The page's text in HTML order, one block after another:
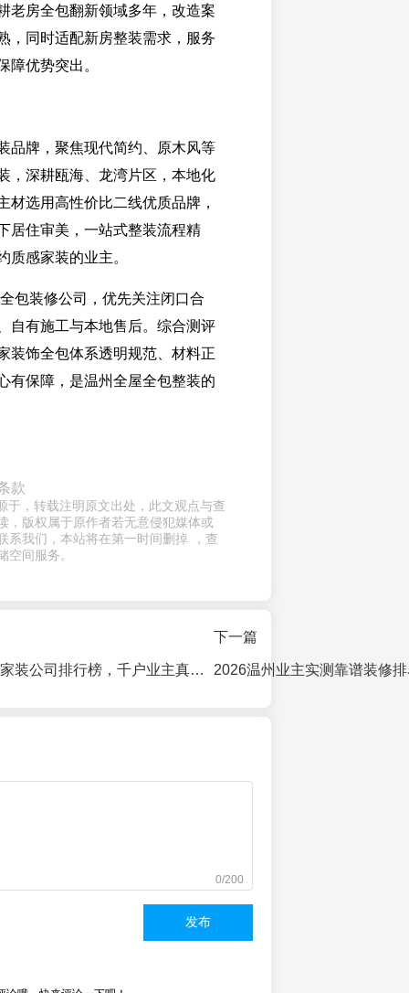
老房全包翻新领域多年，改造案
，同时适配新房整装需求，服务
障优势突出。
品牌，聚焦现代简约、原木风等
，深耕瓯海、龙湾片区，本地化
材选用高性价比二线优质品牌，
居住审美，一站式整装流程精
质感家装的业主。
包装修公司，优先关注闭口合
自有施工与本地售后。综合测评
装饰全包体系透明规范、材料正
有保障，是温州全屋全包整装的
款
于，转载注明原文出处，此文观点与查
，版权属于原作者若无意侵犯媒体或
系我们，本站将在第一时间删掉 ，查
空间服务。
2026温州口碑好家装公司排行榜，千户业主真实打分，精美家口碑第一
下一篇
0/200
发布